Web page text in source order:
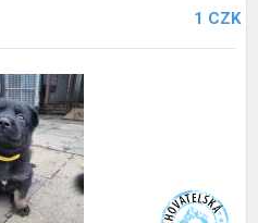
1 CZK